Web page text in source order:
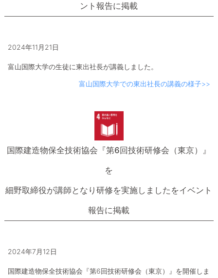
ント報告に掲載
2024年11月21日
富山国際大学の生徒に東出社長が講義しました。
富山国際大学での東出社長の講義の様子>>
国際建造物保全技術協会『第6回技術研修会（東京）』
を
細野取締役が講師となり研修を実施しましたをイベント
報告に掲載
2024年7月12日
国際建造物保全技術協会『第6回技術研修会（東京）』を開催しま